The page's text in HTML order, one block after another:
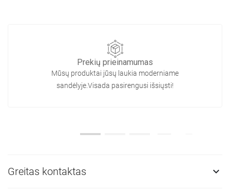
Prekių prieinamumas
Mūsų produktai jūsų laukia moderniame
sandėlyje.Visada pasirengusi išsiųsti!
Greitas kontaktas 